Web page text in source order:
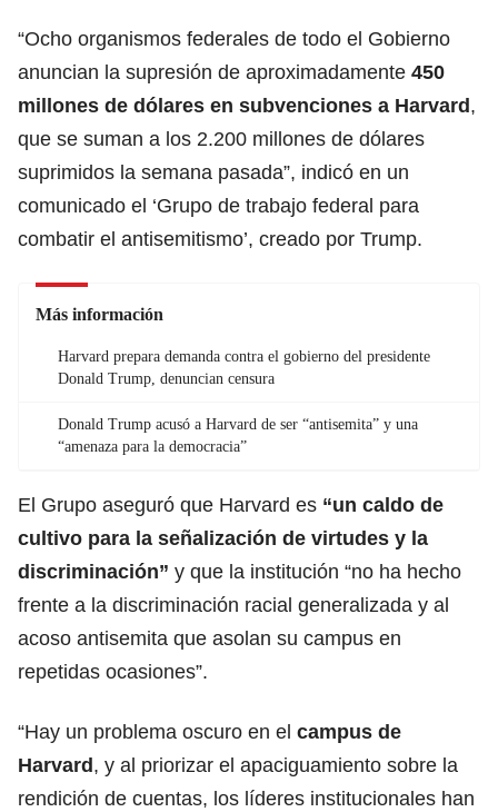
“Ocho organismos federales de todo el Gobierno
anuncian la supresión de aproximadamente 450
millones de dólares en subvenciones a Harvard,
que se suman a los 2.200 millones de dólares
suprimidos la semana pasada”, indicó en un
comunicado el ‘Grupo de trabajo federal para
combatir el antisemitismo’, creado por Trump.
Más información
Harvard prepara demanda contra el gobierno del presidente
Donald Trump, denuncian censura
Donald Trump acusó a Harvard de ser “antisemita” y una
“amenaza para la democracia”
El Grupo aseguró que Harvard es “un caldo de
cultivo para la señalización de virtudes y la
discriminación” y que la institución “no ha hecho
frente a la discriminación racial generalizada y al
acoso antisemita que asolan su campus en
repetidas ocasiones”.
“Hay un problema oscuro en el campus de
Harvard, y al priorizar el apaciguamiento sobre la
rendición de cuentas, los líderes institucionales han